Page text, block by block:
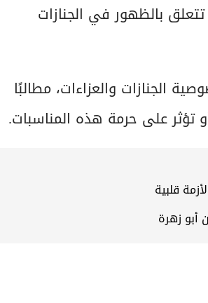
بالظهور في الجنازات
الجنازات والعزاءات، مطالبًا
تؤثر على حرمة هذه المناسبات.
قلبية
زهرة